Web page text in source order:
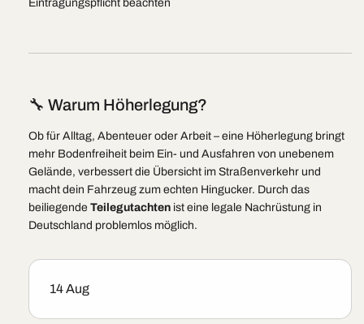
Eintragungspflicht beachten
🔧 Warum Höherlegung?
Ob für Alltag, Abenteuer oder Arbeit – eine Höherlegung bringt
mehr Bodenfreiheit beim Ein- und Ausfahren von unebenem
Gelände, verbessert die Übersicht im Straßenverkehr und
macht dein Fahrzeug zum echten Hingucker. Durch das
beiliegende Teilegutachten ist eine legale Nachrüstung in
Deutschland problemlos möglich.
14 Aug